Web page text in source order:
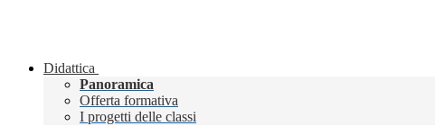
Didattica
Panoramica
Offerta formativa
I progetti delle classi